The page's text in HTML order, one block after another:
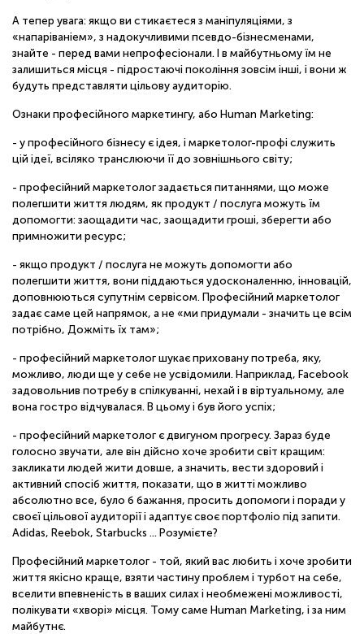
А тепер увага: якщо ви стикаєтеся з маніпуляціями, з
«напаріваніем», з надокучливими псевдо-бізнесменами,
знайте - перед вами непрофесіонали. І в майбутньому їм не
залишиться місця - підростаючі покоління зовсім інші, і вони ж
будуть представляти цільову аудиторію.
Ознаки професійного маркетингу, або Human Marketing:
- у професійного бізнесу є ідея, і маркетолог-профі служить
цій ідеї, всіляко транслюючи її до зовнішнього світу;
- професійний маркетолог задається питаннями, що може
полегшити життя людям, як продукт / послуга можуть їм
допомогти: заощадити час, заощадити гроші, зберегти або
примножити ресурс;
- якщо продукт / послуга не можуть допомогти або
полегшити життя, вони піддаються удосконаленню, інновацій,
доповнюються супутнім сервісом. Професійний маркетолог
задає саме цей напрямок, а не «ми придумали - значить це всім
потрібно, Дожміть їх там»;
- професійний маркетолог шукає приховану потреба, яку,
можливо, люди ще у себе не усвідомили. Наприклад, Facebook
задовольнив потребу в спілкуванні, нехай і в віртуальному, але
вона гостро відчувалася. В цьому і був його успіх;
- професійний маркетолог є двигуном прогресу. Зараз буде
голосно звучати, але він дійсно хоче зробити світ кращим:
закликати людей жити довше, а значить, вести здоровий і
активний спосіб життя, показати, що в житті можливо
абсолютно все, було б бажання, просить допомоги і поради у
своєї цільової аудиторії і адаптує своє портфоліо під запити.
Adidas, Reebok, Starbucks ... Розумієте?
Професійний маркетолог - той, який вас любить і хоче зробити
життя якісно краще, взяти частину проблем і турбот на себе,
вселити впевненість в ваших силах і необмежені можливості,
полікувати «хворі» місця. Тому саме Human Marketing, і за ним
майбутнє.